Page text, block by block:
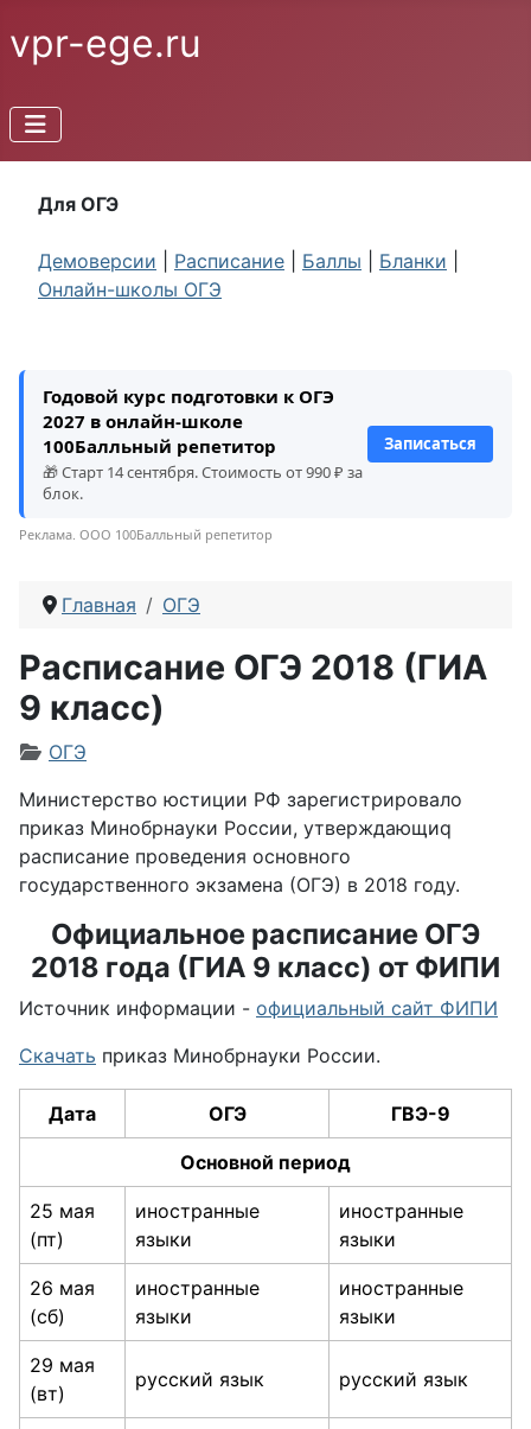
vpr-ege.ru
Для ОГЭ
Демоверсии Расписание Баллы Бланки
Онлайн-школы ОГЭ
Годовой курс подготовки к ОГЭ
2027 в онлайн-школе
100Балльный репетитор
🎁 Старт 14 сентября. Стоимость от 990 ₽ за
блок.
Записаться
Реклама. ООО 100Балльный репетитор
Главная ОГЭ
Расписание ОГЭ 2018 (ГИА
9 класс)
Информация о материале
ОГЭ
Министерство юстиции РФ зарегистрировало
приказ Минобрнауки России, утверждающиq
расписание проведения основного
государственного экзамена (ОГЭ) в 2018 году.
Официальное расписание ОГЭ
2018 года (ГИА 9 класс) от ФИПИ
Источник информации - официальный сайт ФИПИ
Скачать приказ Минобрнауки России.
Дата ОГЭ ГВЭ-9
Основной период
25 мая
(пт)
иностранные
языки
иностранные
языки
26 мая
(сб)
иностранные
языки
иностранные
языки
29 мая
(вт)
русский язык русский язык